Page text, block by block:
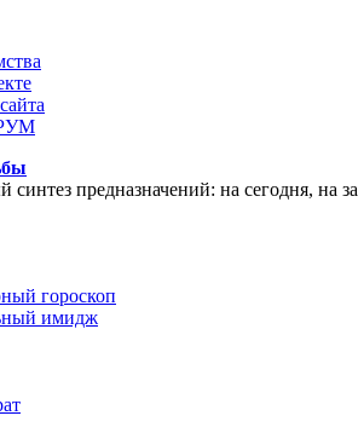
синтез предназначений: на сегодня, на
гороскоп
имидж